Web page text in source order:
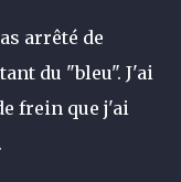
arrêté de
du "bleu". J'ai
frein que j'ai